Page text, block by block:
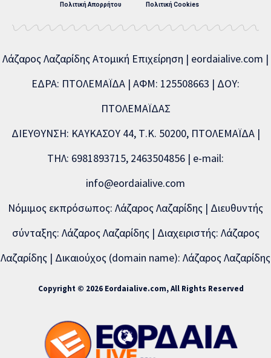
Πολιτική Απορρήτου Πολιτική Cookies
Λάζαρος Λαζαρίδης Ατομική Επιχείρηση | eordaialive.com |
ΕΔΡΑ: ΠΤΟΛΕΜΑΪΔΑ | ΑΦΜ: 125508663 | ΔΟΥ:
ΠΤΟΛΕΜΑΪΔΑΣ
ΔΙΕΥΘΥΝΣΗ: ΚΑΥΚΑΣΟΥ 44, Τ.Κ. 50200, ΠΤΟΛΕΜΑΪΔΑ |
ΤΗΛ: 6981893715, 2463504856 | e-mail:
info@eordaialive.com
Νόμιμος εκπρόσωπος: Λάζαρος Λαζαρίδης | Διευθυντής
σύνταξης: Λάζαρος Λαζαρίδης | Διαχειριστής: Λάζαρος
Λαζαρίδης | Δικαιούχος (domain name): Λάζαρος Λαζαρίδης
Copyright © 2026 Eordaialive.com, All Rights Reserved